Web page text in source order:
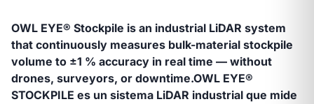
OWL EYE® Stockpile is an industrial LiDAR system
that continuously measures bulk-material stockpile
volume to ±1 % accuracy in real time — without
drones, surveyors, or downtime.OWL EYE®
STOCKPILE es un sistema LiDAR industrial que mide